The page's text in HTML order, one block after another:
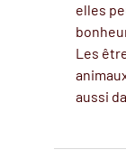
elles
Les
aussi